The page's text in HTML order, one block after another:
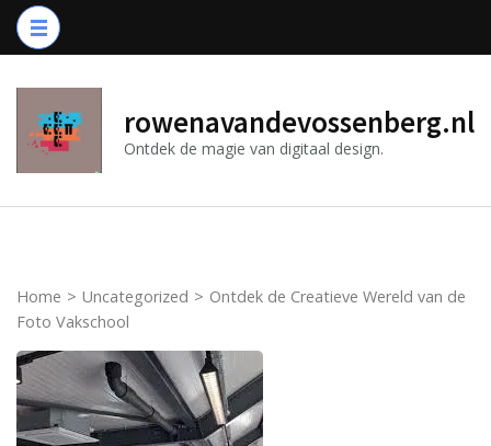
Ga
naar
(druk
Enter)
rowenavandevossenberg.nl
Ontdek de magie van digitaal design.
Home > Uncategorized > Ontdek de Creatieve Wereld van de
Foto Vakschool